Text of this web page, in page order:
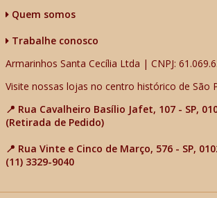
Quem somos
Trabalhe conosco
Armarinhos Santa Cecília Ltda | CNPJ:
Visite nossas lojas no centro histórico de São
📍 Rua Cavalheiro Basílio Jafet, 107 - SP,
(Retirada de Pedido)
📍 Rua Vinte e Cinco de Março, 576 - SP,
(11) 3329-9040